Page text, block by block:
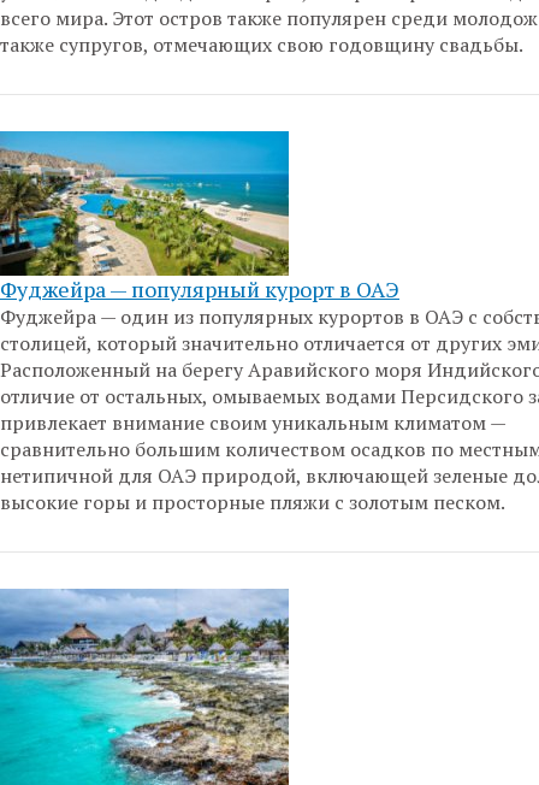
всего мира. Этот остров также популярен среди
также супругов, отмечающих свою годовщину свадьбы.
Фуджейра — популярный курорт в ОАЭ
Фуджейра — один из популярных курортов в ОАЭ с
столицей, который значительно отличается от других
Расположенный на берегу Аравийского моря
отличие от остальных, омываемых водами Персидского
привлекает внимание своим уникальным климатом —
сравнительно большим количеством осадков по
нетипичной для ОАЭ природой, включающей зеленые
высокие горы и просторные пляжи с золотым песком.